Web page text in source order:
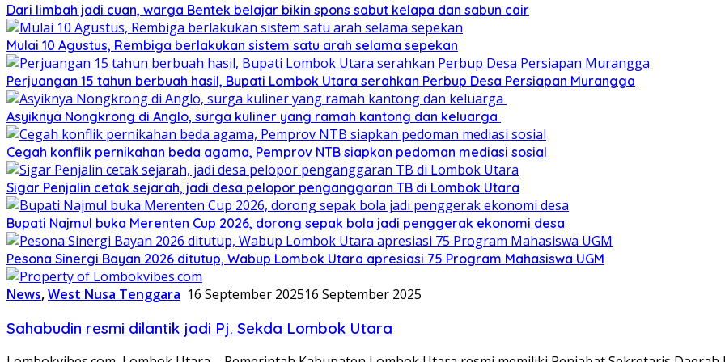
Dari limbah jadi cuan, warga Bentek belajar bikin spons sabut kelapa dan sabun cair
Mulai 10 Agustus, Rembiga berlakukan sistem satu arah selama sepekan
Perjuangan 15 tahun berbuah hasil, Bupati Lombok Utara serahkan Perbup Desa Persiapan Murangga
Asyiknya Nongkrong di Anglo, surga kuliner yang ramah kantong dan keluarga
Cegah konflik pernikahan beda agama, Pemprov NTB siapkan pedoman mediasi sosial
Sigar Penjalin cetak sejarah, jadi desa pelopor penganggaran TB di Lombok Utara
Bupati Najmul buka Merenten Cup 2026, dorong sepak bola jadi penggerak ekonomi desa
Pesona Sinergi Bayan 2026 ditutup, Wabup Lombok Utara apresiasi 75 Program Mahasiswa UGM
News,West Nusa Tenggara 16 September 202516 September 2025
Sahabudin resmi dilantik jadi Pj. Sekda Lombok Utara